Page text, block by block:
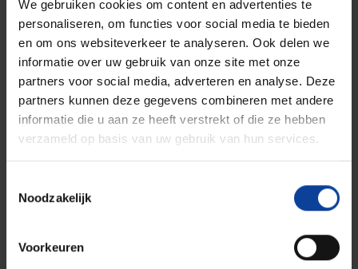
We gebruiken cookies om content en advertenties te
personaliseren, om functies voor social media te bieden
en om ons websiteverkeer te analyseren. Ook delen we
informatie over uw gebruik van onze site met onze
partners voor social media, adverteren en analyse. Deze
partners kunnen deze gegevens combineren met andere
informatie die u aan ze heeft verstrekt of die ze hebben
verzameld op basis van uw gebruik van hun services.
Noodzakelijk
Voorkeuren
Meer weten?
Bestralingen in de reactor